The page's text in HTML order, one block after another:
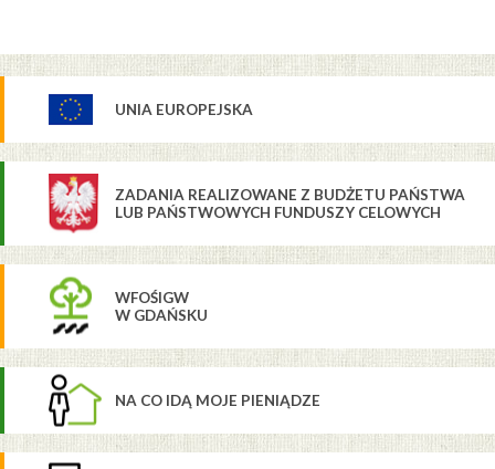
UNIA EUROPEJSKA
ZADANIA REALIZOWANE Z BUDŻETU PAŃSTWA
LUB PAŃSTWOWYCH FUNDUSZY CELOWYCH
WFOŚIGW
W GDAŃSKU
NA CO IDĄ MOJE PIENIĄDZE